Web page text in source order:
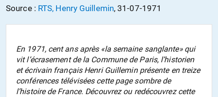
Source : RTS, Henry Guillemin, 31-07-1971
En 1971, cent ans après «la semaine sanglante» qui
vit l’écrasement de la Commune de Paris, l’historien
et écrivain français Henri Guillemin présente en treize
conférences télévisées cette page sombre de
l’histoire de France. Découvrez ou redécouvrez cette